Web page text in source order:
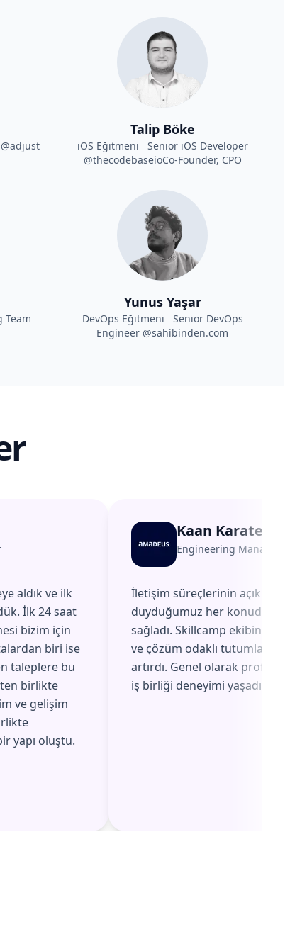
Talip Böke
iOS Eğitmeni Senior iOS Developer
@thecodebaseioCo-Founder, CPO
Yunus Yaşar
DevOps Eğitmeni Senior DevOps
Engineer @sahibinden.com
aldık ve ilk
İlk 24 saat
bizim için
biri ise
taleplere bu
birlikte
ve gelişim
yapı oluştu.
Kaan Karatepe
Engineering Manager
İletişim süreçlerinin açık ve
duyduğumuz her konuda hızlı
sağladı. Skillcamp ekibinin geri
ve çözüm odaklı tutumları,
artırdı. Genel olarak
iş birliği deneyimi yaşadık.